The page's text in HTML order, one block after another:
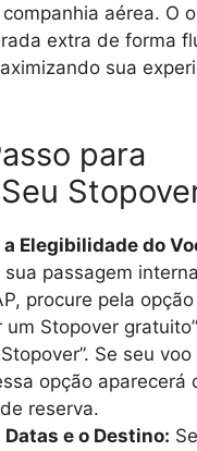
aérea. O
extra de forma
sua
para
Elegibilidade do
sua passagem
procure pela opção
um Stopover
Se seu
opção aparecerá
reserva.
Datas e o Destino: